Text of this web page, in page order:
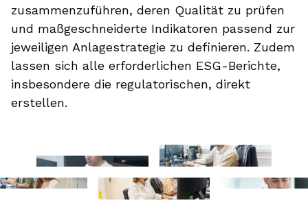
zusammenzuführen, deren Qualität zu prüfen
und maßgeschneiderte Indikatoren passend zur
jeweiligen Anlagestrategie zu definieren. Zudem
lassen sich alle erforderlichen ESG-Berichte,
insbesondere die regulatorischen, direkt
erstellen.